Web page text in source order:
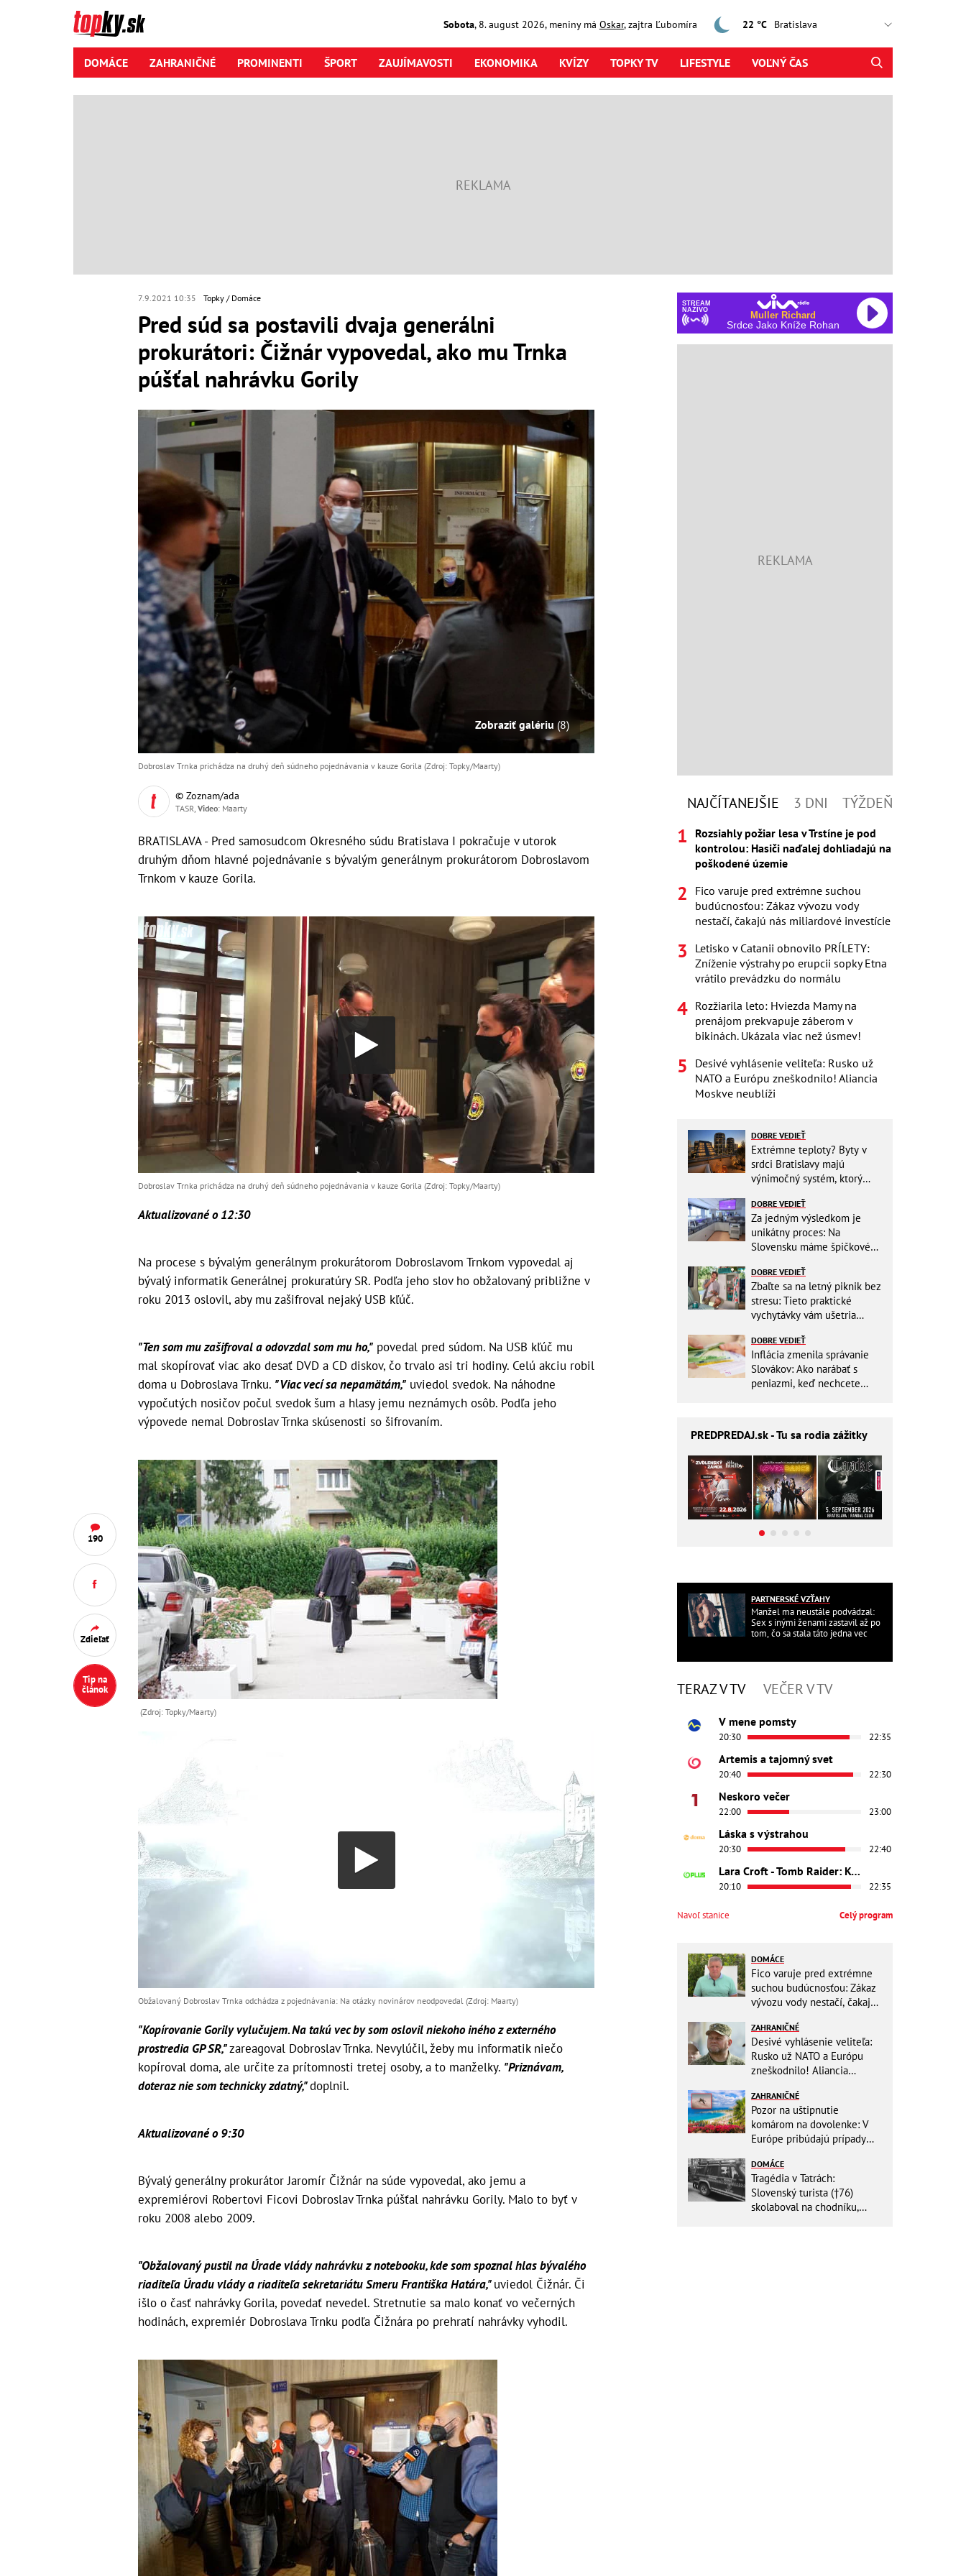
Sobota, 8. august2026, meniny má Oskar, zajtra Ľubomíra 22 °C
DOMÁCE ZAHRANIČNÉ PROMINENTI ŠPORT ZAUJÍMAVOSTI EKONOMIKA KVÍZY TOPKY TV LIFESTYLE VOĽNÝ ČAS
7.9.2021 10:35 Topky Domáce
Pred súd sa postavili dvaja generálni
prokurátori: Čižnár vypovedal, ako mu Trnka
púšťal nahrávku Gorily
190
Zdieľať
Tip na
článok
Zobraziť galériu (8)
Dobroslav Trnka prichádza na druhý deň súdneho pojednávania v kauze Gorila (Zdroj: Topky/Maarty)
© Zoznam/ada
TASR, Video: Maarty
BRATISLAVA - Pred samosudcom Okresného súdu Bratislava I pokračuje v utorok
druhým dňom hlavné pojednávanie s bývalým generálnym prokurátorom Dobroslavom
Trnkom v kauze Gorila.
Dobroslav Trnka prichádza na druhý deň súdneho pojednávania v kauze Gorila (Zdroj: Topky/Maarty)
Aktualizované o 12:30
Na procese s bývalým generálnym prokurátorom Dobroslavom Trnkom vypovedal aj
bývalý informatik Generálnej prokuratúry SR. Podľa jeho slov ho obžalovaný približne v
roku 2013 oslovil, aby mu zašifroval nejaký USB kľúč.
"Ten som mu zašifroval a odovzdal som mu ho," povedal pred súdom. Na USB kľúč mu
mal skopírovať viac ako desať DVD a CD diskov, čo trvalo asi tri hodiny. Celú akciu robil
doma u Dobroslava Trnku. "Viac vecí sa nepamätám," uviedol svedok. Na náhodne
vypočutých nosičov počul svedok šum a hlasy jemu neznámych osôb. Podľa jeho
výpovede nemal Dobroslav Trnka skúsenosti so šifrovaním.
(Zdroj: Topky/Maarty)
Obžalovaný Dobroslav Trnka odchádza z pojednávania: Na otázky novinárov neodpovedal (Zdroj: Maarty)
"Kopírovanie Gorily vylučujem. Na takú vec by som oslovil niekoho iného z externého
prostredia GP SR,"zareagoval Dobroslav Trnka. Nevylúčil, žeby mu informatik niečo
kopíroval doma, ale určite za prítomnosti tretej osoby, a to manželky. "Priznávam,
doteraz nie som technicky zdatný,"doplnil.
Aktualizované o 9:30
Bývalý generálny prokurátor Jaromír Čižnár na súde vypovedal, ako jemu a
expremiérovi Robertovi Ficovi Dobroslav Trnka púšťal nahrávku Gorily. Malo to byť v
roku 2008 alebo 2009.
"Obžalovaný pustil na Úrade vlády nahrávku z notebooku, kde som spoznal hlas bývalého
riaditeľa Úradu vlády a riaditeľa sekretariátu Smeru Františka Határa,"uviedol Čižnár. Či
išlo o časť nahrávky Gorila, povedať nevedel. Stretnutie sa malo konať vo večerných
hodinách, expremiér Dobroslava Trnku podľa Čižnára po prehratí nahrávky vyhodil.
STREAM
NAŽIVO
Muller Richard
Srdce Jako Kníže Rohan
NAJČÍTANEJŠIE 3 DNI TÝŽDEŇ
Rozsiahly požiar lesa v Trstíne je pod
kontrolou: Hasiči naďalej dohliadajú na
poškodené územie
Fico varuje pred extrémne suchou
budúcnosťou: Zákaz vývozu vody
nestačí, čakajú nás miliardové investície
Letisko v Catanii obnovilo PRÍLETY:
Zníženie výstrahy po erupcii sopky Etna
vrátilo prevádzku do normálu
Rozžiarila leto: Hviezda Mamy na
prenájom prekvapuje záberom v
bikinách. Ukázala viac než úsmev!
Desivé vyhlásenie veliteľa: Rusko už
NATO a Európu zneškodnilo! Aliancia
Moskve neublíži
DOBRE VEDIEŤ
Extrémne teploty? Byty v
srdci Bratislavy majú
výnimočný systém, ktorý
DOBRE VEDIEŤ
Za jedným výsledkom je
unikátny proces: Na
Slovensku máme špičkové
DOBRE VEDIEŤ
Zbaľte sa na letný piknik bez
stresu: Tieto praktické
vychytávky vám ušetria
DOBRE VEDIEŤ
Inflácia zmenila správanie
Slovákov: Ako narábať s
peniazmi, keď nechcete
PREDPREDAJ.sk - Tu sa rodia zážitky
PARTNERSKÉ VZŤAHY
Manžel ma neustále podvádzal:
Sex s inými ženami zastavil až po
tom, čo sa stala táto jedna vec
TERAZ V TV VEČER V TV
V mene pomsty
20:30 22:35
Artemis a tajomný svet
20:40 22:30
Neskoro večer
22:00 23:00
Láska s výstrahou
20:30 22:40
Lara Croft - Tomb Raider: Kolíska života
20:10 22:35
Navoľ stanice Celý program
DOMÁCE
Fico varuje pred extrémne
suchou budúcnosťou: Zákaz
vývozu vody nestačí, čakajú
ZAHRANIČNÉ
Desivé vyhlásenie veliteľa:
Rusko už NATO a Európu
zneškodnilo! Aliancia
ZAHRANIČNÉ
Pozor na uštipnutie
komárom na dovolenke: V
Európe pribúdajú prípady
DOMÁCE
Tragédia v Tatrách:
Slovenský turista (†76)
skolaboval na chodníku,